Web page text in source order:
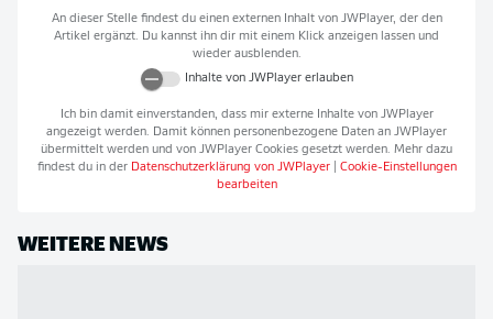
An dieser Stelle findest du einen externen Inhalt von JWPlayer, der den
Artikel ergänzt. Du kannst ihn dir mit einem Klick anzeigen lassen und
wieder ausblenden.
Inhalte von JWPlayererlauben
Ich bin damit einverstanden, dass mir externe Inhalte von JWPlayer
angezeigt werden. Damit können personenbezogene Daten an JWPlayer
übermittelt werden und von JWPlayer Cookies gesetzt werden. Mehr dazu
findest du in der Datenschutzerklärung von JWPlayer| Cookie-Einstellungen
bearbeiten
WEITERE NEWS